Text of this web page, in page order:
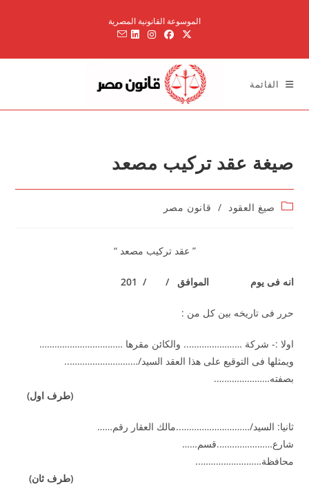
الموسوعة القانونية المصرية
القائمة
صيغة عقد تركيب مصعد
Postصيغ العقود / قانون مصر
” عقد تركيب مصعد “
انه فى يوم الموافق / / 201
حرر فى تاريخه بين كل من :
اولا :- شركة ………………….. والكائن مقرها ……………………………
ويمثلها فى التوقيع على هذا العقد السيد/………………………..
بصفته………………….
(طرف اول)
ثانيا: السيد/………………………..مالك العقار رقم……
شارع………………….قسم……
محافظة……………………..
(طرف ثان)